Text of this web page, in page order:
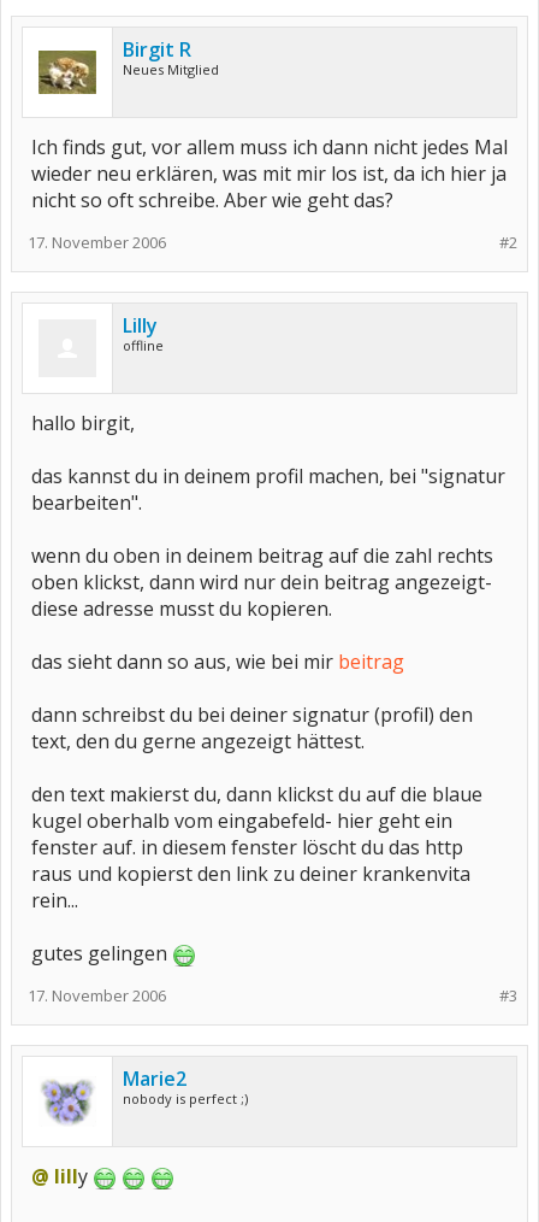
Birgit R
Neues Mitglied
Ich finds gut, vor allem muss ich dann nicht jedes Mal
wieder neu erklären, was mit mir los ist, da ich hier ja
nicht so oft schreibe. Aber wie geht das?
#2
17. November 2006
Lilly
offline
hallo birgit,
das kannst du in deinem profil machen, bei "signatur
bearbeiten".
wenn du oben in deinem beitrag auf die zahl rechts
oben klickst, dann wird nur dein beitrag angezeigt-
diese adresse musst du kopieren.
das sieht dann so aus, wie bei mir beitrag
dann schreibst du bei deiner signatur (profil) den
text, den du gerne angezeigt hättest.
den text makierst du, dann klickst du auf die blaue
kugel oberhalb vom eingabefeld- hier geht ein
fenster auf. in diesem fenster löscht du das http
raus und kopierst den link zu deiner krankenvita
rein...
gutes gelingen
#3
17. November 2006
Marie2
nobody is perfect ;)
@ lilly